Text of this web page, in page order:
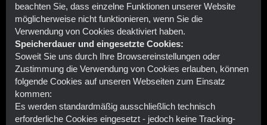
beachten Sie, dass einzelne Funktionen unserer Website
möglicherweise nicht funktionieren, wenn Sie die
Verwendung von Cookies deaktiviert haben.
Speicherdauer und eingesetzte Cookies:
Soweit Sie uns durch Ihre Browsereinstellungen oder
Zustimmung die Verwendung von Cookies erlauben, können
folgende Cookies auf unseren Webseiten zum Einsatz
kommen:
Es werden standardmäßig ausschließlich technisch
erforderliche Cookies eingesetzt - jedoch keine Tracking-